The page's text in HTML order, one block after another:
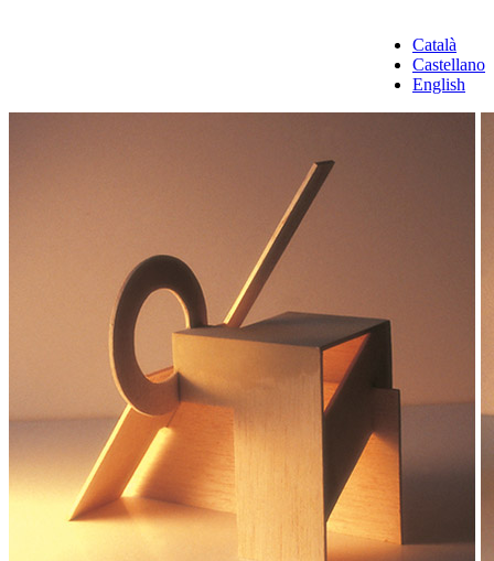
Català
Castellano
English